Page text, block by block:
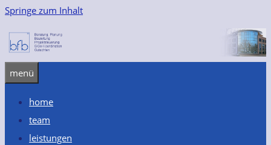
Springe zum Inhalt
menü
home
team
leistungen